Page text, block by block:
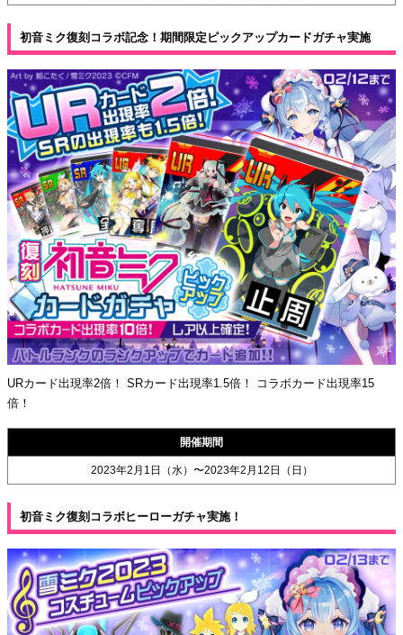
初音ミク復刻コラボ記念！期間限定ピックアップカードガチャ実施
URカード出現率2倍！ SRカード出現率1.5倍！ コラボカード出現率15
倍！
開催期間
2023年2月1日（水）〜2023年2月12日（日）
初音ミク復刻コラボヒーローガチャ実施！